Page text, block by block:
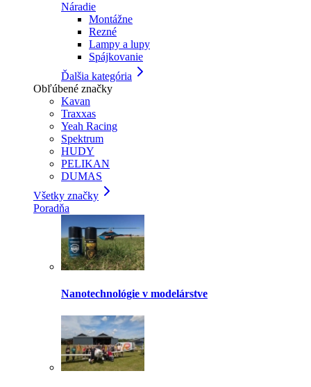
Náradie
Montážne
Rezné
Lampy a lupy
Spájkovanie
Ďalšia kategória
Obľúbené značky
Kavan
Traxxas
Yeah Racing
Spektrum
HUDY
PELIKAN
DUMAS
Všetky značky
Poradňa
Nanotechnológie v modelárstve